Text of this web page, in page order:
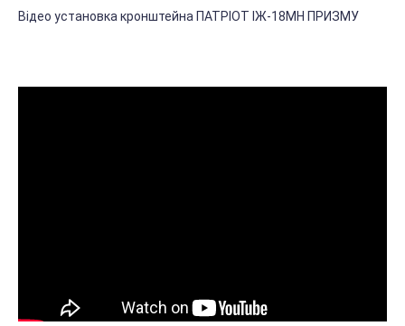
Відео установка кронштейна ПАТРІОТ ІЖ-18МН ПРИЗМУ